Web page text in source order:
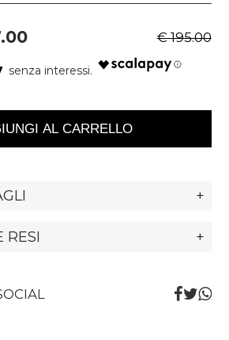
€ 195.00
AL CARRELLO
+
RESI +